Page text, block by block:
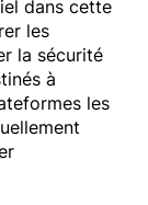
dans cette
les
la sécurité
à
les